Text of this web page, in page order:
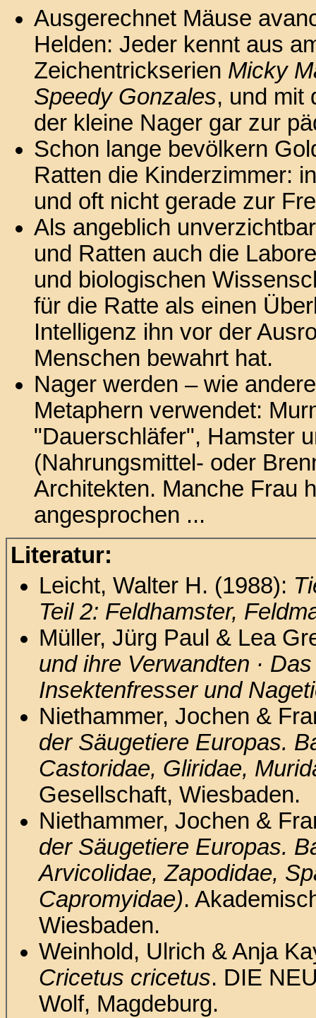
Ausgerechnet Mäuse
Helden: Jeder kennt aus
Zeichentrickserien Micky
Speedy Gonzales, und mit
der kleine Nager gar zur
Schon lange bevölkern
Ratten die Kinderzimmer:
und oft nicht gerade zur
Als angeblich
und Ratten auch die
und biologischen
für die Ratte als einen
Intelligenz ihn vor der
Menschen bewahrt hat.
Nager werden – wie
Metaphern verwendet:
"Dauerschläfer", Hamster
(Nahrungsmittel- oder
Architekten. Manche Frau
angesprochen ...
Literatur:
Leicht, Walter H. (1988):
Teil 2: Feldhamster,
Müller, Jürg Paul & Lea
und ihre Verwandten ·
Insektenfresser und
Niethammer, Jochen &
der Säugetiere Europas.
Castoridae, Gliridae,
Gesellschaft, Wiesbaden.
Niethammer, Jochen &
der Säugetiere Europas.
Arvicolidae, Zapodidae,
Capromyidae).
Wiesbaden.
Weinhold, Ulrich & Anja
Cricetus cricetus. DIE
Wolf, Magdeburg.